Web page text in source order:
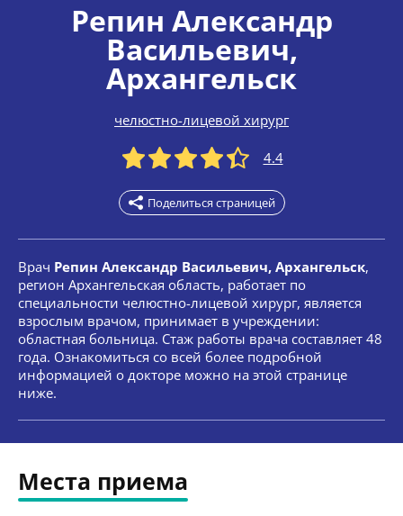
Репин Александр
Васильевич,
Архангельск
челюстно-лицевой хирург
4.4
Поделиться страницей
Врач Репин Александр Васильевич, Архангельск,
регион Архангельская область, работает по
специальности челюстно-лицевой хирург, является
взрослым врачом, принимает в учреждении:
областная больница. Стаж работы врача составляет 48
года. Ознакомиться со всей более подробной
информацией о докторе можно на этой странице
ниже.
Места приема